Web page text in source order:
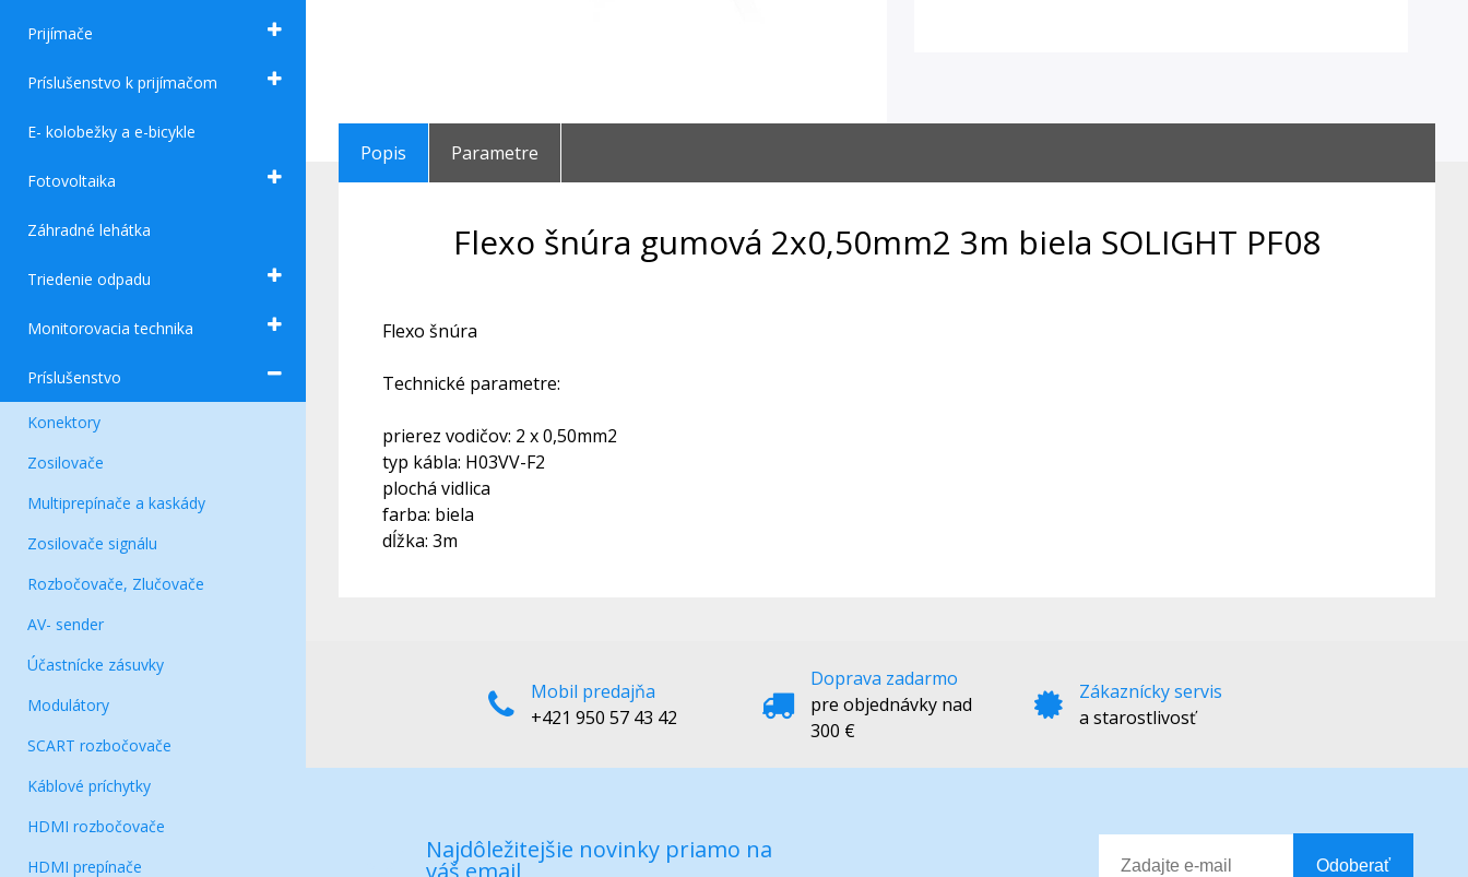
Prijímače
Príslušenstvo k prijímačom
E- kolobežky a e-bicykle
Fotovoltaika
Záhradné lehátka
Triedenie odpadu
Monitorovacia technika
Príslušenstvo
Konektory
Zosilovače
Multiprepínače a kaskády
Zosilovače signálu
Rozbočovače, Zlučovače
AV- sender
Účastnícke zásuvky
Modulátory
SCART rozbočovače
Káblové príchytky
HDMI rozbočovače
HDMI prepínače
Popis Parametre
Flexo šnúra gumová 2x0,50mm2 3m biela SOLIGHT PF08
Flexo šnúra
Technické parametre:
prierez vodičov: 2 x 0,50mm2
typ kábla: H03VV-F2
plochá vidlica
farba: biela
dĺžka: 3m
Mobil predajňa
+421 950 57 43 42
Doprava zadarmo
pre objednávky nad
300 €
Zákaznícky servis
a starostlivosť
Najdôležitejšie novinky priamo na
váš email Odoberať